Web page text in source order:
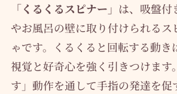
「くるくるスピナー」 は、吸盤付
やお風呂の壁に取り付けられるス
ゃです。くるくると回転する動き
視覚と好奇心を強く引きつけます
す」動作を通して手指の発達を促